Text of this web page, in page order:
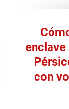
con